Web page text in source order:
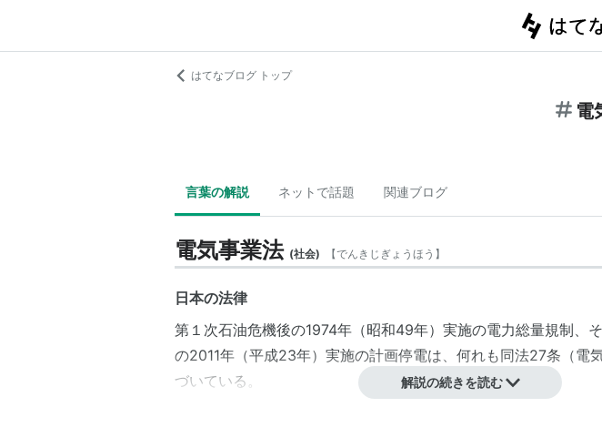
はてなブログ トップ
電
言葉の解説 ネットで話題 関連ブログ
電気事業法 (社会) 【でんきじぎょうほう 】
日本の法律
第１次石油危機後の1974年（昭和49年）実施の電力総量規制、
の2011年（平成23年）実施の計画停電は、何れも同法27条（電
づいている。
解説の続きを読む